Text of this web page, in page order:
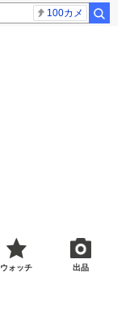
100カメ
ウォッチ 出品